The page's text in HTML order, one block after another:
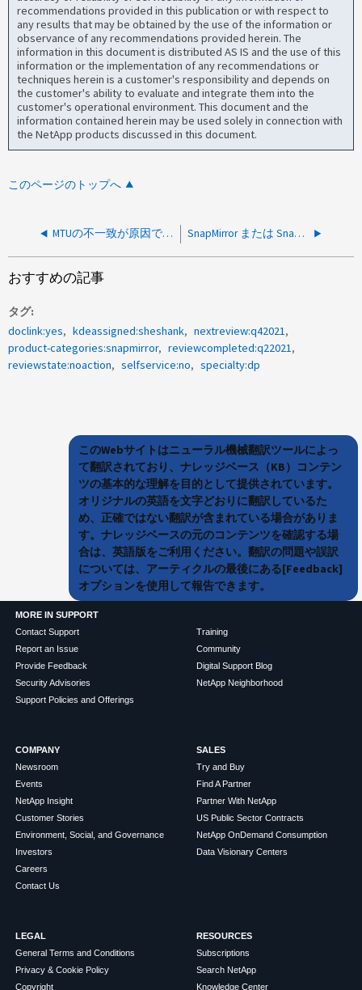
recommendations provided in this publication or with respect to
any results that may be obtained by the use of the information or
observance of any recommendations provided herein. The
information in this document is distributed AS IS and the use of this
information or the implementation of any recommendations or
techniques herein is a customer's responsibility and depends on
the customer's ability to evaluate and integrate them into the
customer's operational environment. This document and the
information contained herein may be used solely in connection with
the NetApp products discussed in this document.
このページのトップへ
MTUの不一致が原因で、ktls.badAuthのCSMエラーによりSnapMirror処理が失敗し続ける SnapMirror または SnapVault デスティネーションボリュームで wafl.inconsistent.snapshot エラーが生成されます
おすすめの記事
タグ
doclink:yes
kdeassigned:sheshank
nextreview:q42021
product-categories:snapmirror
reviewcompleted:q22021
reviewstate:noaction
selfservice:no specialty:dp
このWebサイトはニューラル機械翻訳ツールによっ
て翻訳されており、ナレッジベース（KB）コンテン
ツの基本的な理解を目的として提供されています。
オリジナルの英語を文字どおりに翻訳しているた
め、正確ではない翻訳が含まれている場合がありま
す。ナレッジベースの元のコンテンツを確認する場
合は、英語版をご利用ください。翻訳の問題や誤訳
については、アーティクルの最後にある[Feedback]
オプションを使用して報告できます。
MORE IN SUPPORT
Contact Support
Report an Issue
Provide Feedback
Security Advisories
Support Policies and Offerings
Training
Community
Digital Support Blog
NetApp Neighborhood
COMPANY
Newsroom
Events
NetApp Insight
Customer Stories
Environment, Social, and Governance
Investors
Careers
Contact Us
SALES
Try and Buy
Find A Partner
Partner With NetApp
US Public Sector Contracts
NetApp OnDemand Consumption
Data Visionary Centers
LEGAL
General Terms and Conditions
Privacy & Cookie Policy
Copyright
RESOURCES
Subscriptions
Search NetApp
Knowledge Center